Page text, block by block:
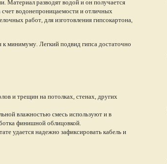
Материал разводят водой и он получается
счет водонепроницаемости и отличных
работ, для изготовления гипсокартона,
к минимуму. Легкий подвид гипса достаточно
и трещин на потолках, стенах, других
влажностью смесь используют и в
финишной облицовкой.
удается надежно зафиксировать кабель и